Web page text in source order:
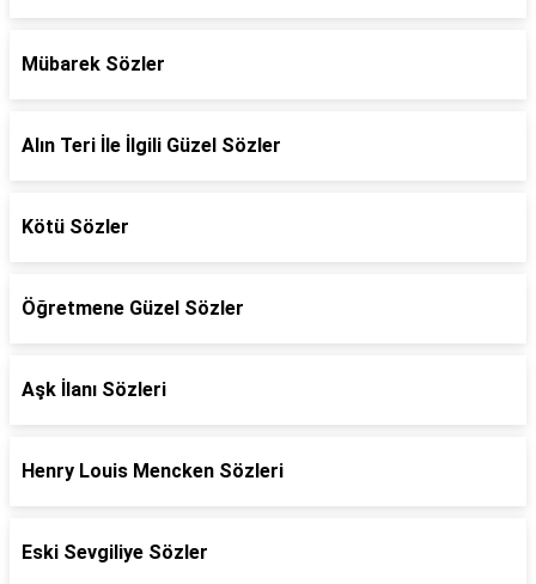
Mübarek Sözler
Alın Teri İle İlgili Güzel Sözler
Kötü Sözler
Öğretmene Güzel Sözler
Aşk İlanı Sözleri
Henry Louis Mencken Sözleri
Eski Sevgiliye Sözler